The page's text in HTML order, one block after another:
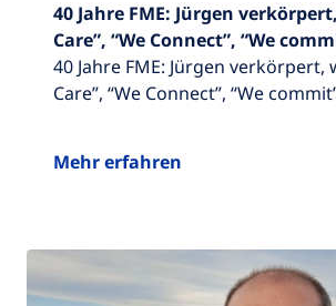
40 Jahre FME: Jürgen
Care”, “We Connect”, “We
40 Jahre FME: Jürgen verkörpert,
Care”, “We Connect”, “We
Mehr erfahren